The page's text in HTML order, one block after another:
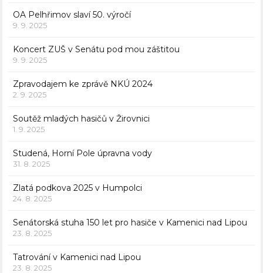
OA Pelhřimov slaví 50. výročí
9. 9. 2025
Koncert ZUŠ v Senátu pod mou záštitou
9. 9. 2025
Zpravodajem ke zprávě NKÚ 2024
2. 9. 2025
Soutěž mladých hasičů v Žirovnici
1. 9. 2025
Studená, Horní Pole úpravna vody
31. 8. 2025
Zlatá podkova 2025 v Humpolci
24. 8. 2025
Senátorská stuha 150 let pro hasiče v Kamenici nad Lipou
23. 8. 2025
Tatrování v Kamenici nad Lipou
23. 8. 2025